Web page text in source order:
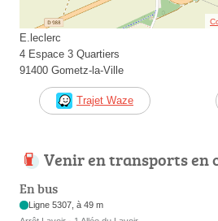
E.leclerc
4 Espace 3 Quartiers
91400 Gometz-la-Ville
Trajet Waze
Venir en transports en
En bus
Ligne 5307, à 49 m